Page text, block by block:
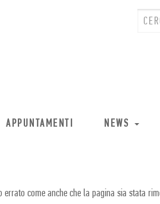
APPUNTAMENTI NEWS
come anche che la pagina sia stata